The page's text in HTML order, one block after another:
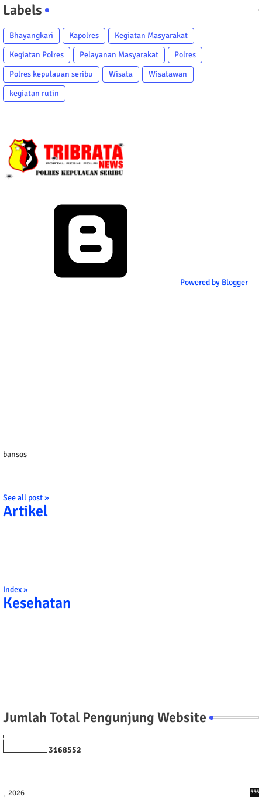
Labels
Bhayangkari Kapolres
Kegiatan Masyarakat
Kegiatan Polres
Pelayanan Masyarakat
Polres
Polres kepulauan seribu
Wisata
Wisatawan
kegiatan rutin
Powered by Blogger
bansos
See all post »
Artikel
Index »
Kesehatan
Jumlah Total Pengunjung Website
3168552
2026 556